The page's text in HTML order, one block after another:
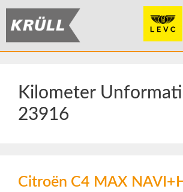
Kilometer
23916
Citroën C4 MAX